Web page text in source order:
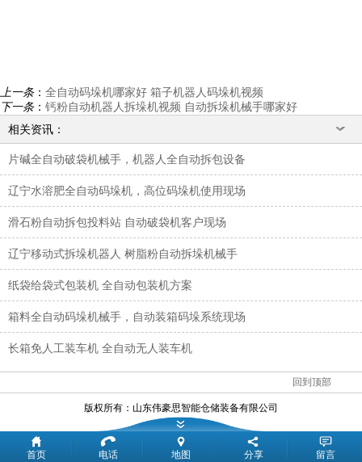
上一条： 全自动码垛机哪家好 箱子机器人码垛机视频
下一条： 钙粉自动机器人拆垛机视频 自动拆垛机械手哪家好
相关资讯：
片碱全自动破袋机械手，机器人全自动拆包设备
辽宁水溶肥全自动码垛机，高位码垛机使用现场
滑石粉自动拆包投料站 自动破袋机客户现场
辽宁移动式拆垛机器人 树脂粉自动拆垛机械手
纸袋给袋式包装机 全自动包装机方案
箱料全自动码垛机械手，自动装箱码垛系统现场
长箱免人工装车机 全自动无人装车机
回到顶部
版权所有： 山东伟豪思智能仓储装备有限公司
首页 电话 地图 分享 留言